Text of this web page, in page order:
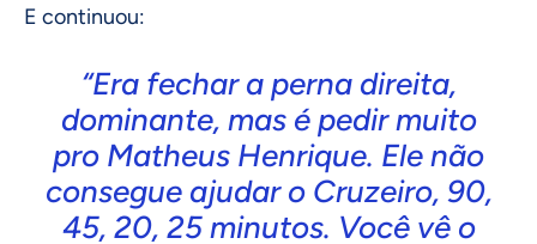
E continuou:
“Era fechar a perna direita,
dominante, mas é pedir muito
pro Matheus Henrique. Ele não
consegue ajudar o Cruzeiro, 90,
45, 20, 25 minutos. Você vê o